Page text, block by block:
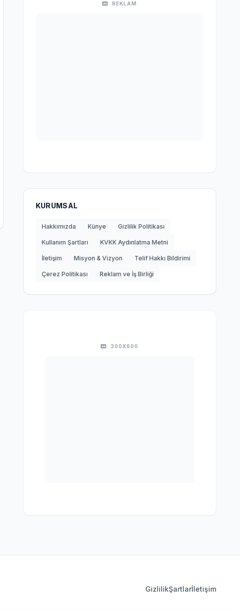
REKLAM
KURUMSAL
Hakkımızda Künye Gizlilik Politikası
Kullanım Şartları KVKK Aydınlatma Metni
İletişim Misyon & Vizyon Telif Hakkı Bildirimi
Çerez Politikası Reklam ve İş Birliği
300X600
GizlilikŞartlarİletişim